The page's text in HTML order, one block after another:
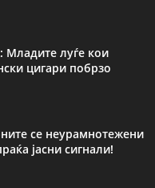
луѓе кои
цигари побрзо
се неурамнотежени
јасни сигнали!